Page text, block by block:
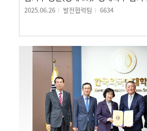
2025.06.26 발전협력팀 6634